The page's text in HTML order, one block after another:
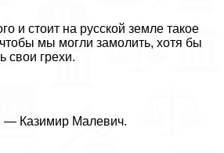
и стоит на русской земле такое
мы могли замолить, хотя бы
свои грехи.
— Казимир Малевич.